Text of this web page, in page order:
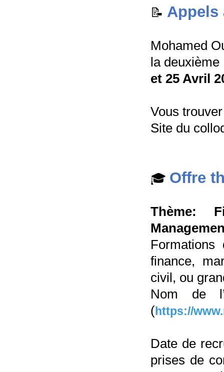
📝 Appels
Mohamed
la
et 25 Avril
Vous
Site du
🎓 Offre
Thème:
Formations
finance,
civil, ou
Nom de
(https://
Date de
prises de